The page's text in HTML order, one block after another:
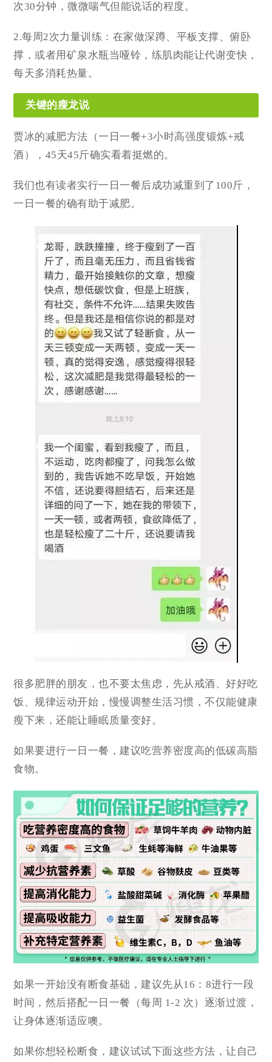
次30分钟 ，微微喘气但能说话的程度。
2.每周2次力量训练 ：在家做深蹲、平板支撑、俯卧
撑，或者用矿泉水瓶当哑铃，练肌肉能让代谢变快，
每天多消耗热量。
关键的瘦龙说
贾冰的减肥方法（一日一餐+3小时高强度锻炼+戒
酒），45天45斤确实看着挺燃的。
我们也有读者实行一日一餐后成功减重到了100斤，
一日一餐的确有助于减肥。
很多肥胖的朋友，也不要太焦虑，先从戒酒、好好吃
饭、规律运动开始，慢慢调整生活习惯，不仅能健康
瘦下来，还能让睡眠质量变好。
如果要进行一日一餐，建议吃营养密度高的低碳高脂
食物。
如果一开始没有断食基础，建议先从16：8进行一段
时间，然后搭配一日一餐（每周 1-2 次）逐渐过渡，
让身体逐渐适应噢。
如果你想轻松断食，建议试试下面这些方法，让自己